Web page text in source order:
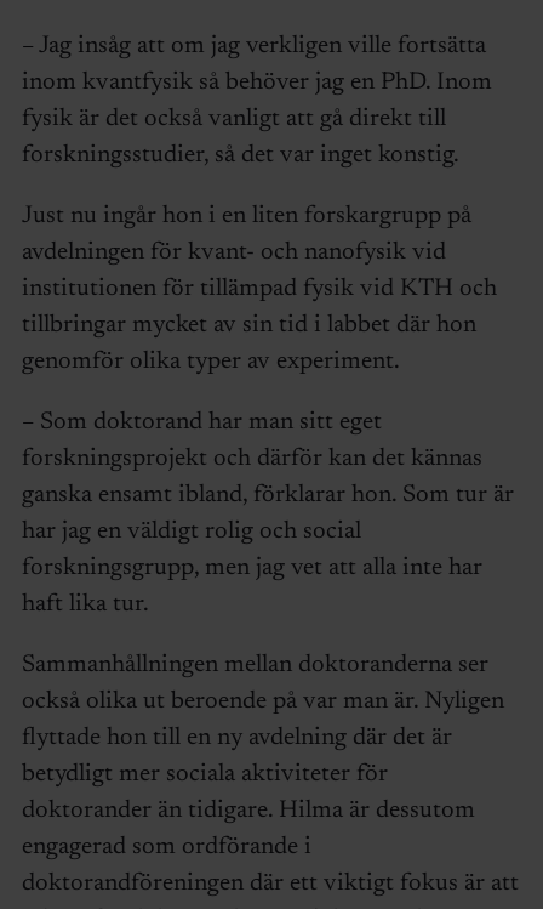
– Jag insåg att om jag verkligen ville fortsätta
inom kvantfysik så behöver jag en PhD. Inom
fysik är det också vanligt att gå direkt till
forskningsstudier, så det var inget konstig.
Just nu ingår hon i en liten forskargrupp på
avdelningen för kvant- och nanofysik vid
institutionen för tillämpad fysik vid KTH och
tillbringar mycket av sin tid i labbet där hon
genomför olika typer av experiment.
– Som doktorand har man sitt eget
forskningsprojekt och därför kan det kännas
ganska ensamt ibland, förklarar hon. Som tur är
har jag en väldigt rolig och social
forskningsgrupp, men jag vet att alla inte har
haft lika tur.
Sammanhållningen mellan doktoranderna ser
också olika ut beroende på var man är. Nyligen
flyttade hon till en ny avdelning där det är
betydligt mer sociala aktiviteter för
doktorander än tidigare. Hilma är dessutom
engagerad som ordförande i
doktorandföreningen där ett viktigt fokus är att